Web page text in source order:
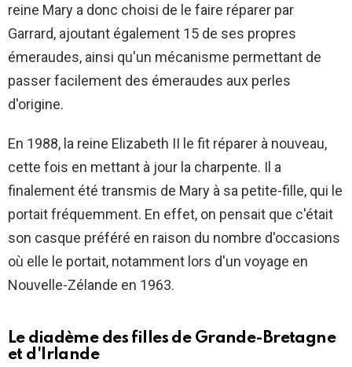
reine Mary a donc choisi de le faire réparer par
Garrard, ajoutant également 15 de ses propres
émeraudes, ainsi qu'un mécanisme permettant de
passer facilement des émeraudes aux perles
d'origine.
En 1988, la reine Elizabeth II le fit réparer à nouveau,
cette fois en mettant à jour la charpente. Il a
finalement été transmis de Mary à sa petite-fille, qui le
portait fréquemment. En effet, on pensait que c'était
son casque préféré en raison du nombre d'occasions
où elle le portait, notamment lors d'un voyage en
Nouvelle-Zélande en 1963.
Le diadème des filles de Grande-Bretagne
et d'Irlande